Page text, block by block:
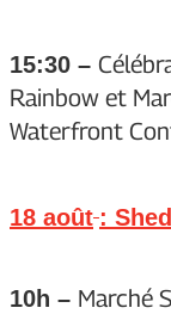
15:30 –
Rainbow et
Waterfront
18 août :
10h – Marché